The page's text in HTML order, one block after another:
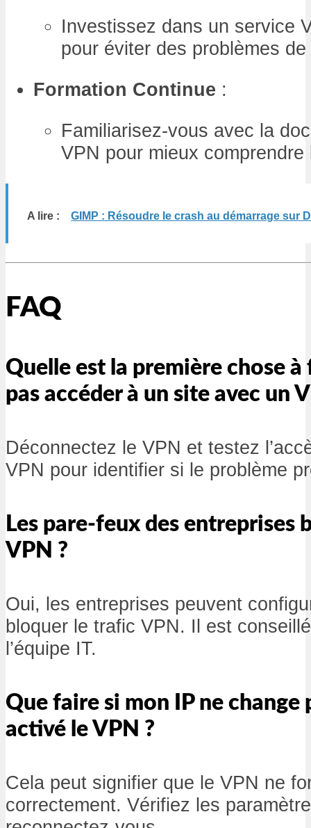
Investissez dans un service
pour éviter des problèmes
Formation Continue :
Familiarisez-vous avec la
VPN pour mieux
A lire : GIMP : Résoudre le crash au démarrage sur
FAQ
Quelle est la première chose à
pas accéder à un site avec un
Déconnectez le VPN et testez
VPN pour identifier si le problème
Les pare-feux des entreprises
VPN ?
Oui, les entreprises peuvent
bloquer le trafic VPN. Il est
l’équipe IT.
Que faire si mon IP ne change
activé le VPN ?
Cela peut signifier que le VPN ne
correctement. Vérifiez les